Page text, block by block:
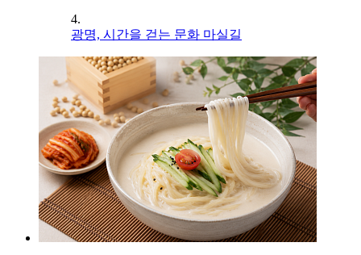
4.
광명, 시간을 걷는 문화 마실길